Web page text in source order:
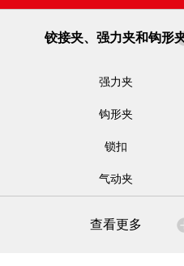
铰接夹、强力夹和钩形
强力夹
钩形夹
锁扣
气动夹
查看更多